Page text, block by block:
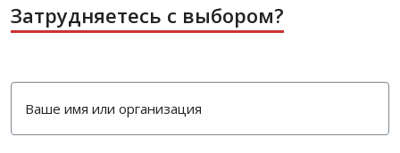
Затрудняетесь с выбором?